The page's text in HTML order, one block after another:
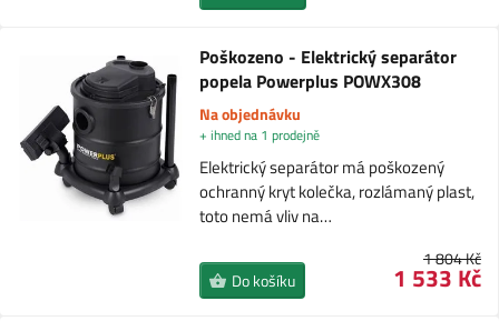
Poškozeno - Elektrický separátor
popela Powerplus POWX308
Na objednávku
+ ihned na 1 prodejně
Elektrický separátor má poškozený
ochranný kryt kolečka, rozlámaný plast,
toto nemá vliv na…
1 804 Kč
1 533 Kč
Do košíku